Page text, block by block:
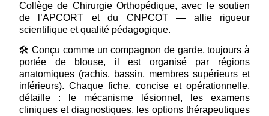
Collège de Chirurgie Orthopédique, avec le soutien
de l’APCORT et du CNPCOT — allie rigueur
scientifique et qualité pédagogique.
🛠️ Conçu comme un compagnon de garde, toujours à
portée de blouse, il est organisé par régions
anatomiques (rachis, bassin, membres supérieurs et
inférieurs). Chaque fiche, concise et opérationnelle,
détaille : le mécanisme lésionnel, les examens
cliniques et diagnostiques, les options thérapeutiques